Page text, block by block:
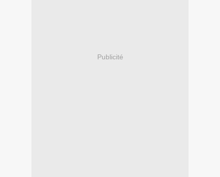
Publicité